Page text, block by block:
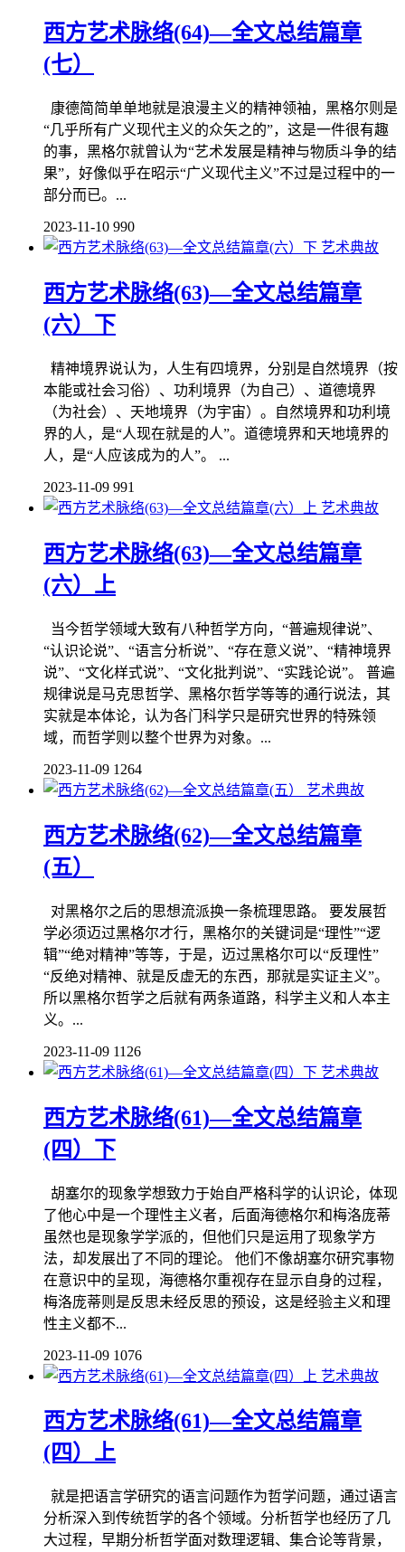
西方艺术脉络(64)—全文总结篇章
(七）
康德简简单单地就是浪漫主义的精神领袖，黑格尔则是
“几乎所有广义现代主义的众矢之的”，这是一件很有趣
的事，黑格尔就曾认为“艺术发展是精神与物质斗争的结
果”，好像似乎在昭示“广义现代主义”不过是过程中的一
部分而已。...
2023-11-10 990
艺术典故
西方艺术脉络(63)—全文总结篇章
(六）下
精神境界说认为，人生有四境界，分别是自然境界（按
本能或社会习俗）、功利境界（为自己）、道德境界
（为社会）、天地境界（为宇宙）。自然境界和功利境
界的人，是“人现在就是的人”。道德境界和天地境界的
人，是“人应该成为的人”。 ...
2023-11-09 991
艺术典故
西方艺术脉络(63)—全文总结篇章
(六）上
当今哲学领域大致有八种哲学方向，“普遍规律说”、
“认识论说”、“语言分析说”、“存在意义说”、“精神境界
说”、“文化样式说”、“文化批判说”、“实践论说”。 普遍
规律说是马克思哲学、黑格尔哲学等等的通行说法，其
实就是本体论，认为各门科学只是研究世界的特殊领
域，而哲学则以整个世界为对象。...
2023-11-09 1264
艺术典故
西方艺术脉络(62)—全文总结篇章
(五）
对黑格尔之后的思想流派换一条梳理思路。 要发展哲
学必须迈过黑格尔才行，黑格尔的关键词是“理性”“逻
辑”“绝对精神”等等，于是，迈过黑格尔可以“反理性”
“反绝对精神、就是反虚无的东西，那就是实证主义”。
所以黑格尔哲学之后就有两条道路，科学主义和人本主
义。...
2023-11-09 1126
艺术典故
西方艺术脉络(61)—全文总结篇章
(四）下
胡塞尔的现象学想致力于始自严格科学的认识论，体现
了他心中是一个理性主义者，后面海德格尔和梅洛庞蒂
虽然也是现象学学派的，但他们只是运用了现象学方
法，却发展出了不同的理论。 他们不像胡塞尔研究事物
在意识中的呈现，海德格尔重视存在显示自身的过程，
梅洛庞蒂则是反思未经反思的预设，这是经验主义和理
性主义都不...
2023-11-09 1076
艺术典故
西方艺术脉络(61)—全文总结篇章
(四）上
就是把语言学研究的语言问题作为哲学问题，通过语言
分析深入到传统哲学的各个领域。分析哲学也经历了几
大过程，早期分析哲学面对数理逻辑、集合论等背景，